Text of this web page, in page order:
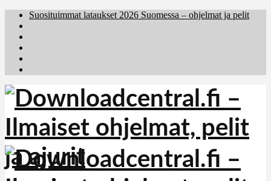
Suosituimmat lataukset 2026 Suomessa – ohjelmat ja pelit